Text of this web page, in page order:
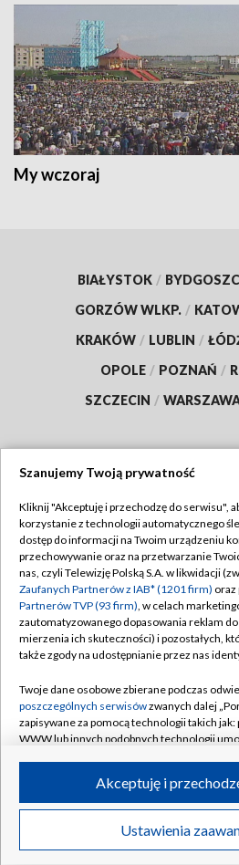
My wczoraj
BIAŁYSTOK /
GORZÓW WLKP. /
KRAKÓW / LUBLIN /
OPOLE / POZNAŃ /
SZCZECIN /
TVP
Abonament TVP
Emisja w TVP
Centrum informacji TVP
Naziemna Telewizja Cyfrowa
Rada Programowa
System NOS
Informacje o nadawcy
Program dla prasy
Ogłoszenie przetargowe
Regulamin
Polityka
Moje
Pomoc
Kontakt
Kanały
©2026 Telewizja Polska
Szanujemy Twoją prywatność
Kliknij "Akceptuję i przechodzę do serwisu",
korzystanie z technologii automatycznego
dostęp do informacji na Twoim urządzeniu
przechowywanie oraz na przetwarzanie
nas, czyli Telewizję Polską S.A. w likwidacji
Zaufanych Partnerów z IAB* (1201 firm) oraz
Partnerów TVP (93 firm), w celach
zautomatyzowanego dopasowania reklam
mierzenia ich skuteczności) i pozostałych,
także zgody na udostępnianie przez nas
Twoje dane osobowe zbierane podczas
poszczególnych serwisówzwanych dalej
zapisywane za pomocą technologii takich
WWW lub innych podobnych technologii
ruchu w Internecie.
Twoje dane osobowe zbierane podczas
poszczególnych serwisówna Portalu, takie
Ustawienia
Akceptuję i